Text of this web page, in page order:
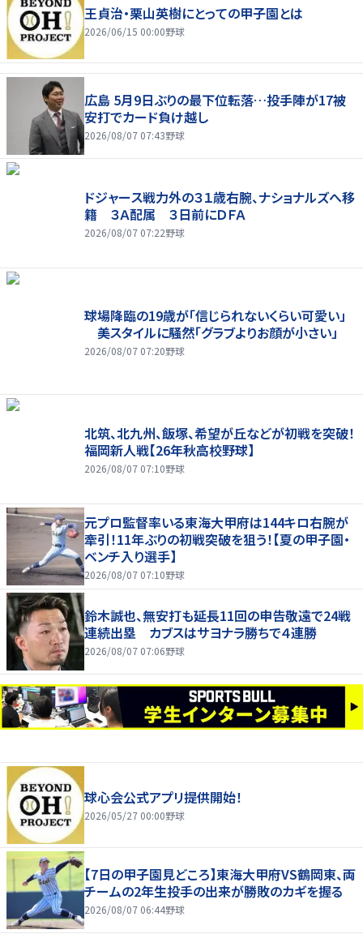
王貞治・栗山英樹にとっての甲子園とは
2026/06/15 00:00野球
広島 5月9日ぶりの最下位転落…投手陣が17被
安打でカード負け越し
2026/08/07 07:43野球
ドジャース戦力外の３１歳右腕、ナショナルズへ移
籍 ３Ａ配属 ３日前にＤＦＡ
2026/08/07 07:22野球
球場降臨の19歳が「信じられないくらい可愛い」
美スタイルに騒然「グラブよりお顔が小さい」
2026/08/07 07:20野球
北筑、北九州、飯塚、希望が丘などが初戦を突破！
福岡新人戦【26年秋高校野球】
2026/08/07 07:10野球
元プロ監督率いる東海大甲府は144キロ右腕が
牽引！11年ぶりの初戦突破を狙う！【夏の甲子園・
ベンチ入り選手】
2026/08/07 07:10野球
鈴木誠也、無安打も延長11回の申告敬遠で24戦
連続出塁 カブスはサヨナラ勝ちで４連勝
2026/08/07 07:06野球
球心会公式アプリ提供開始！
2026/05/27 00:00野球
【7日の甲子園見どころ】東海大甲府VS鶴岡東、両
チームの2年生投手の出来が勝敗のカギを握る
2026/08/07 06:44野球